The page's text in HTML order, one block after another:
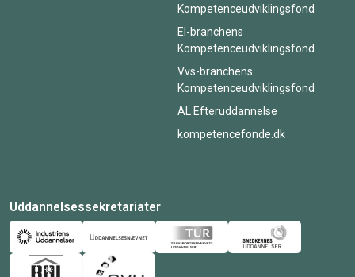
Kompetenceudviklingsfond
El-branchens
Kompetenceudviklingsfond
Vvs-branchens
Kompetenceudviklingsfond
AL Efteruddannelse
kompetencefonde.dk
Uddannelsessekretariater